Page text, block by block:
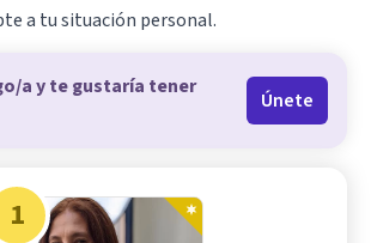
a tu situación personal.
a y te gustaría tener
Únete
1